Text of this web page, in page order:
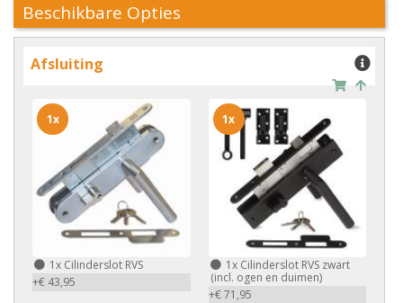
Beschikbare Opties
Afsluiting
1x Cilinderslot RVS
+€ 43,95
1x
1xCilinderslot RVS zwart
(incl. ogen en duimen)
+€ 71,95
1x